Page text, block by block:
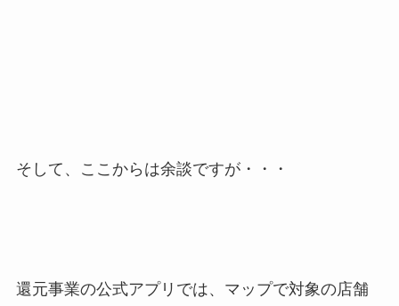
そして、ここからは余談ですが・・・
還元事業の公式アプリでは、マップで対象の店舗